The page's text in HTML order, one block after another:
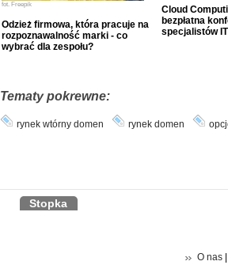
fot. Freepik
Odzież firmowa, która pracuje na
rozpoznawalność marki - co
wybrać dla zespołu?
Cloud
bezpłatna
specjalistów
Tematy pokrewne:
rynek wtórny domen rynek domen
Stopka
O nas|